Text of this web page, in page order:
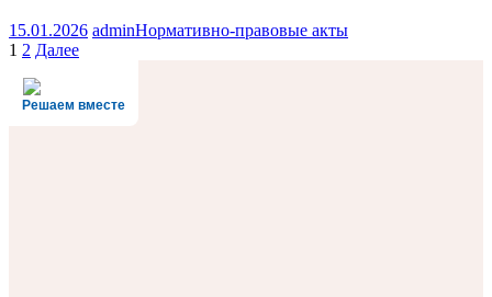
15.01.2026 adminНормативно-правовые акты
Навигация
по
записям
1 2 Далее
Решаем вместе